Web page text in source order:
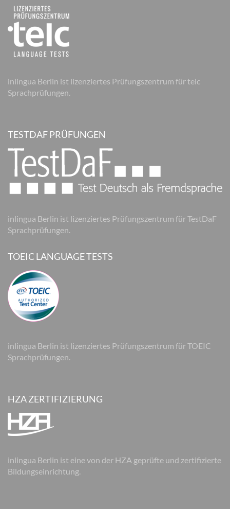
inlingua Berlin ist lizenziertes Prüfungszentrum für telc
Sprachprüfungen.
TESTDAF PRÜFUNGEN
inlingua Berlin ist lizenziertes Prüfungszentrum für TestDaF
Sprachprüfungen.
TOEIC LANGUAGE TESTS
inlingua Berlin ist lizenziertes Prüfungszentrum für TOEIC
Sprachprüfungen.
HZA ZERTIFIZIERUNG
inlingua Berlin ist eine von der HZA geprüfte und zertifizierte
Bildungseinrichtung.